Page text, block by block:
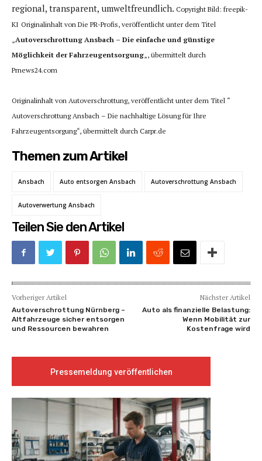
regional, transparent, umweltfreundlich. Copyright Bild: freepik-
KI Originalinhalt von Die PR-Profis, veröffentlicht unter dem Titel
„Autoverschrottung Ansbach – Die einfache und günstige
Möglichkeit der Fahrzeugentsorgung„, übermittelt durch
Prnews24.com
Originalinhalt von Autoverschrottung, veröffentlicht unter dem Titel “
Autoverschrottung Ansbach – Die nachhaltige Lösung für Ihre
Fahrzeugentsorgung“, übermittelt durch Carpr.de
Themen zum Artikel
Ansbach Auto entsorgen Ansbach Autoverschrottung Ansbach
Autoverwertung Ansbach
Teilen Sie den Artikel
Vorheriger Artikel
Autoverschrottung Nürnberg –
Altfahrzeuge sicher entsorgen
und Ressourcen bewahren
Nächster Artikel
Auto als finanzielle Belastung:
Wenn Mobilität zur
Kostenfrage wird
Pressemeldung veröffentlichen